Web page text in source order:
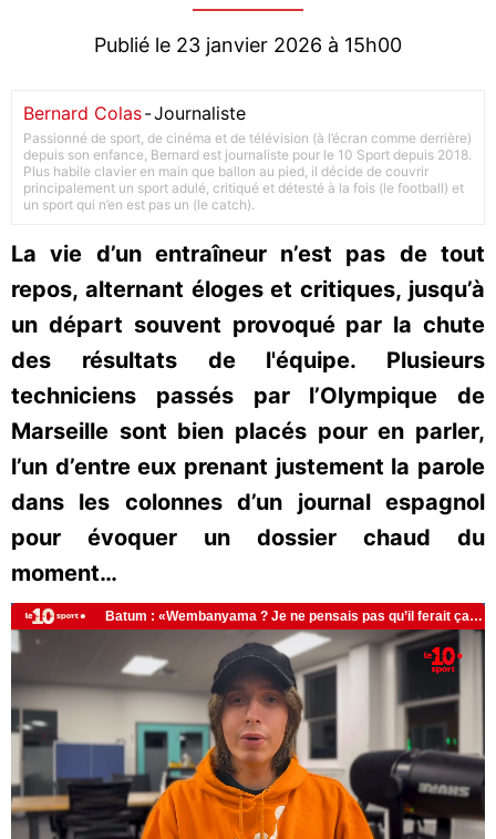
Publié le 23 janvier 2026 à 15h00
Bernard Colas-Journaliste
Passionné de sport, de cinéma et de télévision (à l’écran comme derrière)
depuis son enfance, Bernard est journaliste pour le 10 Sport depuis 2018.
Plus habile clavier en main que ballon au pied, il décide de couvrir
principalement un sport adulé, critiqué et détesté à la fois (le football) et
un sport qui n’en est pas un (le catch).
La vie d’un entraîneur n’est pas de tout
repos, alternant éloges et critiques, jusqu’à
un départ souvent provoqué par la chute
des résultats de l'équipe. Plusieurs
techniciens passés par l’Olympique de
Marseille sont bien placés pour en parler,
l’un d’entre eux prenant justement la parole
dans les colonnes d’un journal espagnol
pour évoquer un dossier chaud du
moment…